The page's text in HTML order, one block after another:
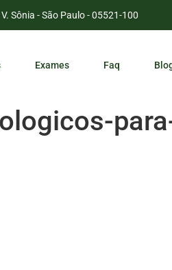
Sônia - São Paulo - 05521-100
Exames Faq